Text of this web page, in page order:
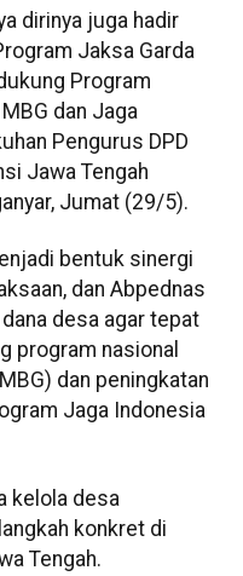
dirinya juga hadir
Jaksa Garda
Program
dan Jaga
Pengurus DPD
Jawa Tengah
Jumat (29/5).
bentuk sinergi
dan Abpednas
desa agar tepat
program nasional
dan peningkatan
Jaga Indonesia
kelola desa
konkret di
Tengah.